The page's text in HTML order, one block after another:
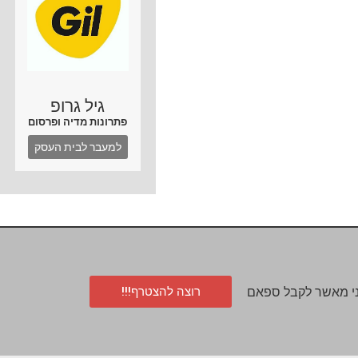
גיל גרופ
פתרונות מדיה ופרסום
למעבר לבית העסק
מאשר לקבל ספאם רוצה להצטרף!!!